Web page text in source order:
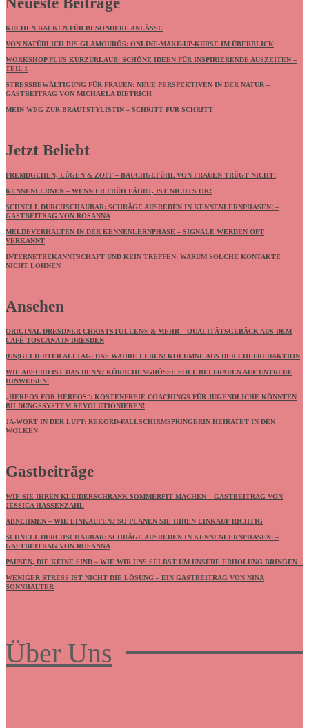
KUCHEN BACKEN FÜR BESONDERE ANLÄSSE
VON NATÜRLICH BIS GLAMOURÖS: ONLINE-MAKE-UP-KURSE IM ÜBERBLICK
WORKSHOP PLUS KURZURLAUB: SCHÖNE IDEEN FÜR INSPIRIERENDE AUSZEITEN –
TEIL 1
STRESSBEWÄLTIGUNG FÜR FRAUEN: NEUE PERSPEKTIVEN IN DER NATUR –
GASTBEITRAG VON MICHAELA DIETRICH
MEIN WEG ZUR BRAUTSTYLISTIN – SCHRITT FÜR SCHRITT
Jetzt Beliebt
FREMDGEHEN, LÜGEN & ZOFF – BAUCHGEFÜHL VON FRAUEN TRÜGT NICHT!
KENNENLERNEN – WENN ER FRÜH FÄHRT, IST NICHTS OK!
SCHNELL DURCHSCHAUBAR: SCHRÄGE AUSREDEN IN KENNENLERNPHASEN! –
GASTBEITRAG VON ROSANNA
MELDEVERHALTEN IN DER KENNENLERNPHASE – SIGNALE WERDEN OFT
VERKANNT
INTERNETBEKANNTSCHAFT UND KEIN TREFFEN: WARUM SOLCHE KONTAKTE
NICHT LOHNEN
Ansehen
ORIGINAL DRESDNER CHRISTSTOLLEN® & MEHR – QUALITÄTSGEBÄCK AUS DEM
CAFÉ TOSCANA IN DRESDEN
(UN)GELIEBTER ALLTAG: DAS WAHRE LEBEN! KOLUMNE AUS DER CHEFREDAKTION
WIE ABSURD IST DAS DENN? KÖRBCHENGRÖSSE SOLL BEI FRAUEN AUF UNTREUE H
INWEISEN!
„HEREOS FOR HEREOS“: KOSTENFREIE COACHINGS FÜR JUGENDLICHE KÖNNTEN
BILDUNGSSYSTEM REVOLUTIONIEREN!
JA-WORT IN DER LUFT: REKORD-FALLSCHIRMSPRINGERIN HEIRATET IN DEN
WOLKEN
Gastbeiträge
WIE SIE IHREN KLEIDERSCHRANK SOMMERFIT MACHEN – GASTBEITRAG VON
JESSICA HASSENZAHL
ABNEHMEN – WIE EINKAUFEN? SO PLANEN SIE IHREN EINKAUF RICHTIG
SCHNELL DURCHSCHAUBAR: SCHRÄGE AUSREDEN IN KENNENLERNPHASEN! –
GASTBEITRAG VON ROSANNA
PAUSEN, DIE KEINE SIND – WIE WIR UNS SELBST UM UNSERE ERHOLUNG BRINGEN
WENIGER STRESS IST NICHT DIE LÖSUNG – EIN GASTBEITRAG VON NINA
SONNHALTER
Über Uns